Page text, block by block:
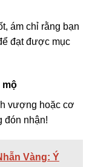
ám chỉ rằng bạn
đạt được mục
mộ
vượng hoặc cơ
đón nhận!
Vàng: Ý